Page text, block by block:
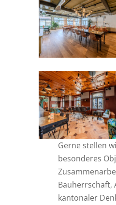
Gerne stellen
besonderes
Bauherrschaft,
kantonaler